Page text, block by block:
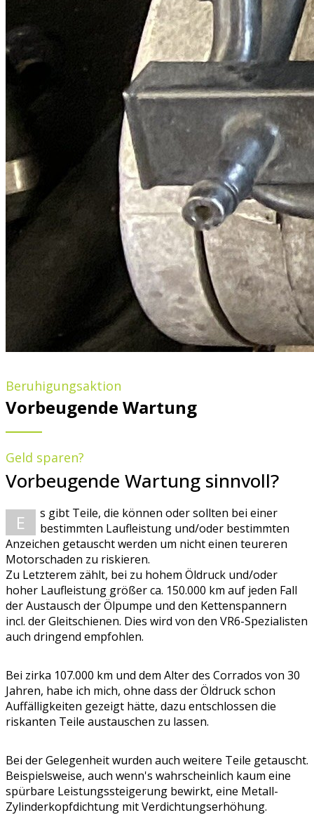
Beruhigungsaktion
Vorbeugende Wartung
Geld sparen?
Vorbeugende Wartung sinnvoll?
E
s gibt Teile, die können oder sollten bei einer
bestimmten Laufleistung und/oder bestimmten
Anzeichen getauscht werden um nicht einen teureren
Motorschaden zu riskieren.
Zu Letzterem zählt, bei zu hohem Öldruck und/oder
hoher Laufleistung größer ca. 150.000 km auf jeden Fall
der Austausch der Ölpumpe und den Kettenspannern
incl. der Gleitschienen. Dies wird von den VR6-Spezialisten
auch dringend empfohlen.
Bei zirka 107.000 km und dem Alter des Corrados von 30
Jahren, habe ich mich, ohne dass der Öldruck schon
Auffälligkeiten gezeigt hätte, dazu entschlossen die
riskanten Teile austauschen zu lassen.
Bei der Gelegenheit wurden auch weitere Teile getauscht.
Beispielsweise, auch wenn's wahrscheinlich kaum eine
spürbare Leistungssteigerung bewirkt, eine Metall-
Zylinderkopfdichtung mit Verdichtungserhöhung.